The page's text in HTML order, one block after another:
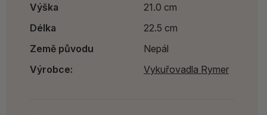
Výška
21.0 cm
Délka
22.5 cm
Země původu
Nepál
Výrobce:
Vykuřovadla Rymer